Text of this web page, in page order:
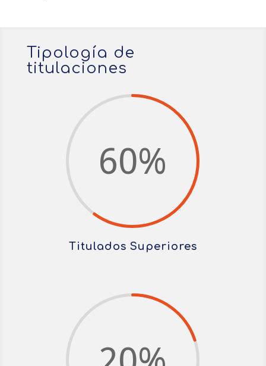
Tipología de
titulaciones
60%
Titulados Superiores